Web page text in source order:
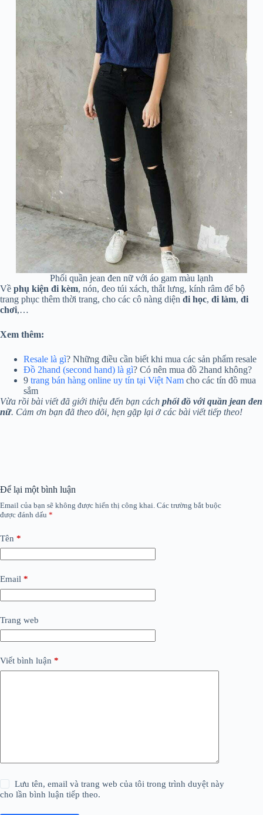
Phối quần jean đen nữ với áo gam màu lạnh
Về phụ kiện đi kèm, nón, đeo túi xách, thắt lưng, kính râm để bộ
trang phục thêm thời trang, cho các cô nàng diện đi học, đi làm, đi
chơi,…
Xem thêm:
Resale là gì? Những điều cần biết khi mua các sản phẩm resale
Đồ 2hand (second hand) là gì? Có nên mua đồ 2hand không?
9 trang bán hàng online uy tín tại Việt Nam cho các tín đồ mua
sắm
Vừa rồi bài viết đã giới thiệu đến bạn cách phối đồ với quần jean đen
nữ. Cảm ơn bạn đã theo dõi, hẹn gặp lại ở các bài viết tiếp theo!
Để lại một bình luận
Email của bạn sẽ không được hiển thị công khai. Các trường bắt buộc
được đánh dấu *
Tên *
Email *
Trang web
Viết bình luận *
Lưu tên, email và trang web của tôi trong trình duyệt này
cho lần bình luận tiếp theo.